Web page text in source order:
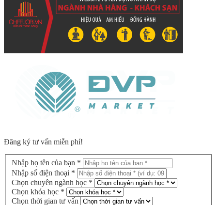
Đăng ký tư vấn miễn phí!
Nhập họ tên của bạn *
Nhập số điện thoại *
Chọn chuyên ngành học *
Chọn khóa học *
Chọn thời gian tư vấn